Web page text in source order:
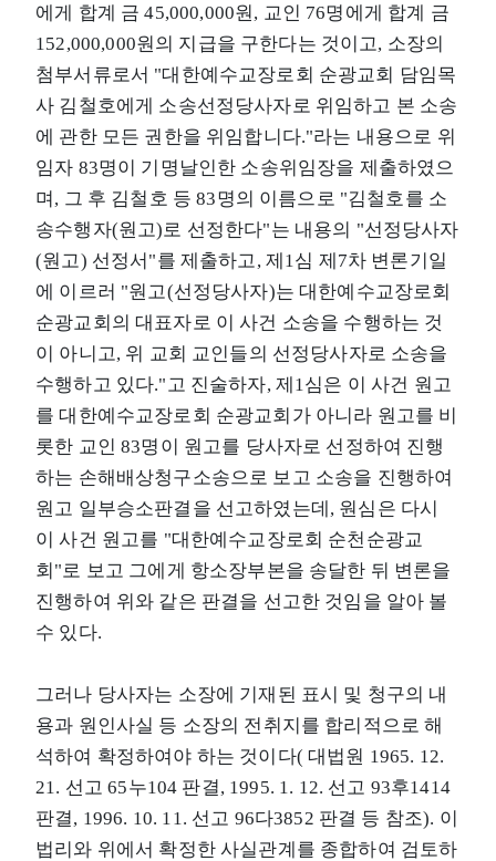
에게 합계 금 45,000,000원, 교인 76명에게 합계 금
152,000,000원의 지급을 구한다는 것이고, 소장의
첨부서류로서 "대한예수교장로회 순광교회 담임목
사 김철호에게 소송선정당사자로 위임하고 본 소송
에 관한 모든 권한을 위임합니다."라는 내용으로 위
임자 83명이 기명날인한 소송위임장을 제출하였으
며, 그 후 김철호 등 83명의 이름으로 "김철호를 소
송수행자(원고)로 선정한다"는 내용의 "선정당사자
(원고) 선정서"를 제출하고, 제1심 제7차 변론기일
에 이르러 "원고(선정당사자)는 대한예수교장로회
순광교회의 대표자로 이 사건 소송을 수행하는 것
이 아니고, 위 교회 교인들의 선정당사자로 소송을
수행하고 있다."고 진술하자, 제1심은 이 사건 원고
를 대한예수교장로회 순광교회가 아니라 원고를 비
롯한 교인 83명이 원고를 당사자로 선정하여 진행
하는 손해배상청구소송으로 보고 소송을 진행하여
원고 일부승소판결을 선고하였는데, 원심은 다시
이 사건 원고를 "대한예수교장로회 순천순광교
회"로 보고 그에게 항소장부본을 송달한 뒤 변론을
진행하여 위와 같은 판결을 선고한 것임을 알아 볼
수 있다.
그러나 당사자는 소장에 기재된 표시 및 청구의 내
용과 원인사실 등 소장의 전취지를 합리적으로 해
석하여 확정하여야 하는 것이다( 대법원 1965. 12.
21. 선고 65누104 판결, 1995. 1. 12. 선고 93후1414
판결, 1996. 10. 11. 선고 96다3852 판결 등 참조). 이
법리와 위에서 확정한 사실관계를 종합하여 검토하